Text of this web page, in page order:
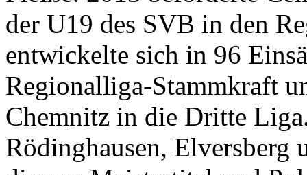
der U19 des SVB in den
entwickelte sich in 96
Regionalliga-Stammkraft
Chemnitz in die Dritte
Rödinghausen, Elversberg